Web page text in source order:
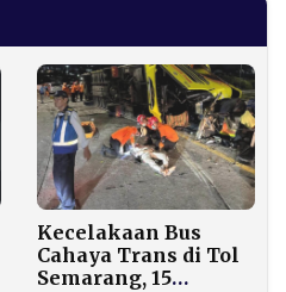
Kecelakaan Bus
Cahaya Trans di Tol
Semarang, 15